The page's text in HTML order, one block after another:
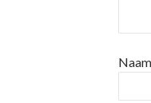
Naam